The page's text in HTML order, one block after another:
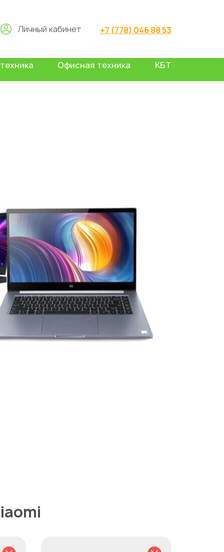
Личный кабинет +7 (778) 046 88 53
Офисная техника КБТ